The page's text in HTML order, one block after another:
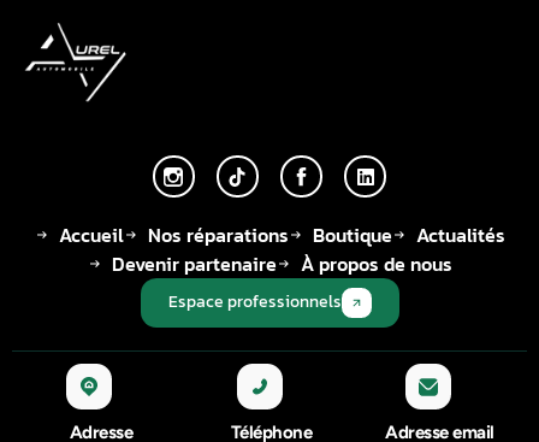
Accueil Nos réparations Boutique
Actualités
Devenir partenaire
À propos de nous
Espace professionnels
Adresse Téléphone Adresse email